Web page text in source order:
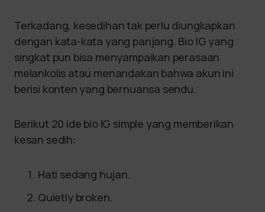
Terkadang, kesedihan tak perlu diungkapkan
dengan kata-kata yang panjang. Bio IG yang
singkat pun bisa menyampaikan perasaan
melankolis atau menandakan bahwa akun ini
berisi konten yang bernuansa sendu.
Berikut 20 ide bio IG simple yang memberikan
kesan sedih:
Hati sedang hujan.
Quietly broken.